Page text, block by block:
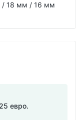
/ 18 мм / 16 мм
евро.